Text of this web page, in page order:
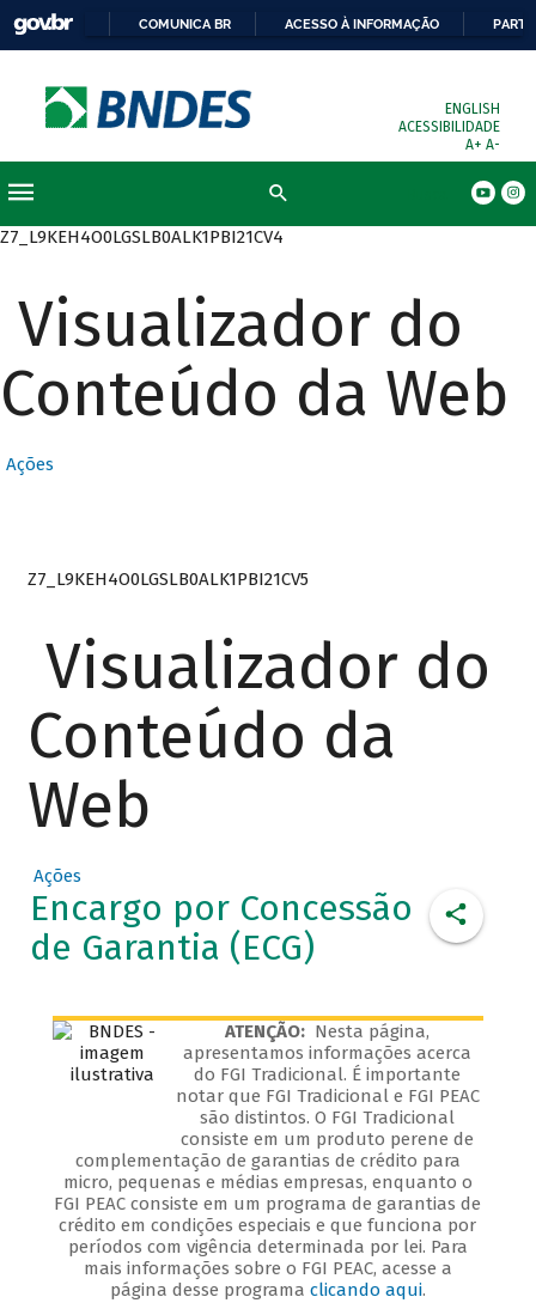
COMUNICA BR ACESSO À INFORMAÇÃO
ENGLISH
ACESSIBILIDADE
A+ A-
Z7_L9KEH4O0LGSLB0ALK1PBI21CV4
Visualizador do
Conteúdo da Web
Ações
Z7_L9KEH4O0LGSLB0ALK1PBI21CV5
Visualizador do
Conteúdo da
Web
Ações
Encargo por Concessão
de Garantia (ECG)
ATENÇÃO: Nesta página,
apresentamos informações acerca
do FGI Tradicional. É importante
notar que FGI Tradicional e FGI PEAC
são distintos. O FGI Tradicional
consiste em um produto perene de
complementação de garantias de crédito para
micro, pequenas e médias empresas, enquanto o
FGI PEAC consiste em um programa de garantias de
crédito em condições especiais e que funciona por
períodos com vigência determinada por lei. Para
mais informações sobre o FGI PEAC, acesse a
página desse programa clicando aqui.